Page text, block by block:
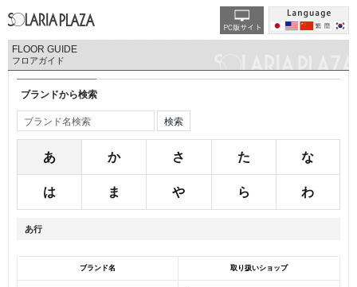
FLOOR GUIDE
フロアガイド
ブランドから検索
あ か さ た な
は ま や ら わ
あ行
ブランド名 取り扱いショップ